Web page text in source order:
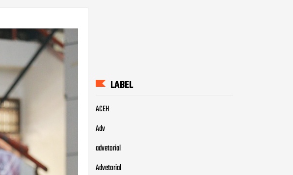
LABEL
ACEH
Adv
advetorial
Advetorial